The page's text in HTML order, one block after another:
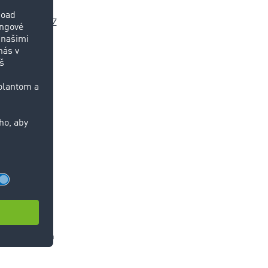
je
zmluvou
. Z
rozumné,
však
sú
neutrálnom